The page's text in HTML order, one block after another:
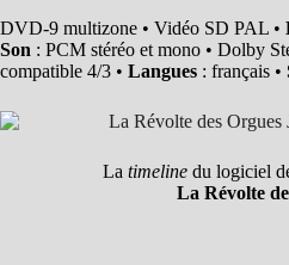
DVD-9 multizone • Vidéo SD PAL •
Son : PCM stéréo et mono • Dolby
compatible 4/3 • Langues : français •
La timeline du logiciel
La Révolte